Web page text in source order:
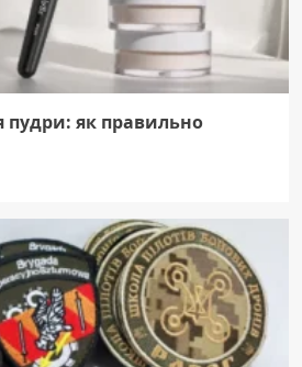
пудри: як правильно